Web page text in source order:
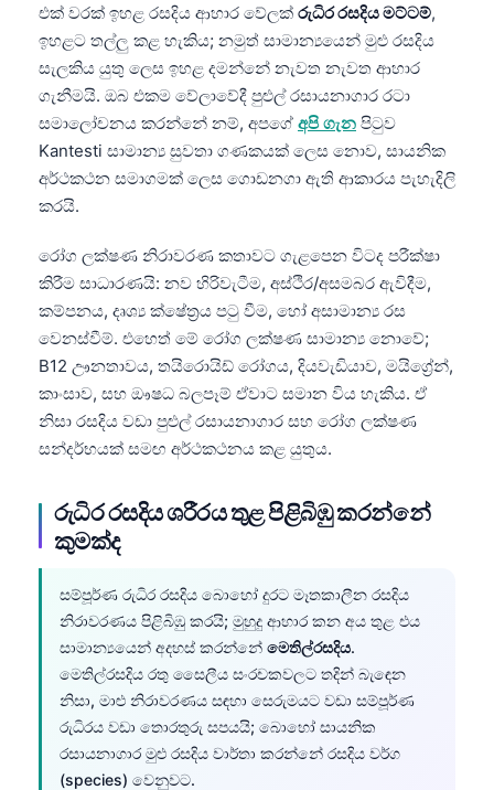
එක් වරක් ඉහළ රසදිය ආහාර වේලක් රුධිර රසදිය මට්ටම්,
ඉහළට තල්ලු කළ හැකිය; නමුත් සාමාන්‍යයෙන් මුළු රසදිය
සැලකිය යුතු ලෙස ඉහළ දමන්නේ නැවත නැවත ආහාර
ගැනීමයි. ඔබ එකම වේලාවේදී පුළුල් රසායනාගාර රටා
සමාලෝචනය කරන්නේ නම්, අපගේ අපි ගැන පිටුව
Kantesti සාමාන්‍ය සුවතා ගණකයක් ලෙස නොව, සායනික
අර්ථකථන සමාගමක් ලෙස ගොඩනගා ඇති ආකාරය පැහැදිලි
කරයි.
රෝග ලක්ෂණ නිරාවරණ කතාවට ගැළපෙන විටද පරීක්ෂා
කිරීම සාධාරණයි: නව හිරිවැටීම, අස්ථිර/අසමබර ඇවිදීම,
කම්පනය, දෘශ්‍ය ක්ෂේත්‍රය පටු වීම, හෝ අසාමාන්‍ය රස
වෙනස්වීම්. එහෙත් මේ රෝග ලක්ෂණ සාමාන්‍ය නොවේ;
B12 ඌනතාවය, තයිරොයිඩ් රෝගය, දියවැඩියාව, මයිග්‍රේන්,
කාංසාව, සහ ඖෂධ බලපෑම් ඒවාට සමාන විය හැකිය. ඒ
නිසා රසදිය වඩා පුළුල් රසායනාගාර සහ රෝග ලක්ෂණ
සන්දර්භයක් සමඟ අර්ථකථනය කළ යුතුය.
රුධිර රසදිය ශරීරය තුළ පිළිබිඹු කරන්නේ
කුමක්ද
සම්පූර්ණ රුධිර රසදිය බොහෝ දුරට මෑතකාලීන රසදිය
නිරාවරණය පිළිබිඹු කරයි; මුහුදු ආහාර කන අය තුළ එය
සාමාන්‍යයෙන් අදහස් කරන්නේ මෙතිල්රසදිය.
මෙතිල්රසදිය රතු සෛලීය සංරචකවලට තදින් බැඳෙන
නිසා, මාළු නිරාවරණය සඳහා සෙරුමයට වඩා සම්පූර්ණ
රුධිරය වඩා තොරතුරු සපයයි; බොහෝ සායනික
රසායනාගාර මුළු රසදිය වාර්තා කරන්නේ රසදිය වර්ග
(species) වෙනුවට.